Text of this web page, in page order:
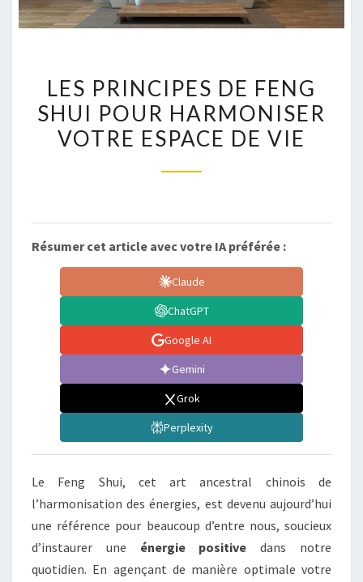
PRINCIPES
DE
FENG
VOTRE
ESPACE
DE
VIE
LES PRINCIPES DE FENG
SHUI POUR HARMONISER
VOTRE ESPACE DE VIE
Résumer cet article avec votre IA préférée :
Claude
ChatGPT
Google AI
Gemini
Grok
Perplexity
Le Feng Shui, cet art ancestral chinois de
l’harmonisation des énergies, est devenu aujourd’hui
une référence pour beaucoup d’entre nous, soucieux
d’instaurer une énergie positive dans notre
quotidien. En agençant de manière optimale votre